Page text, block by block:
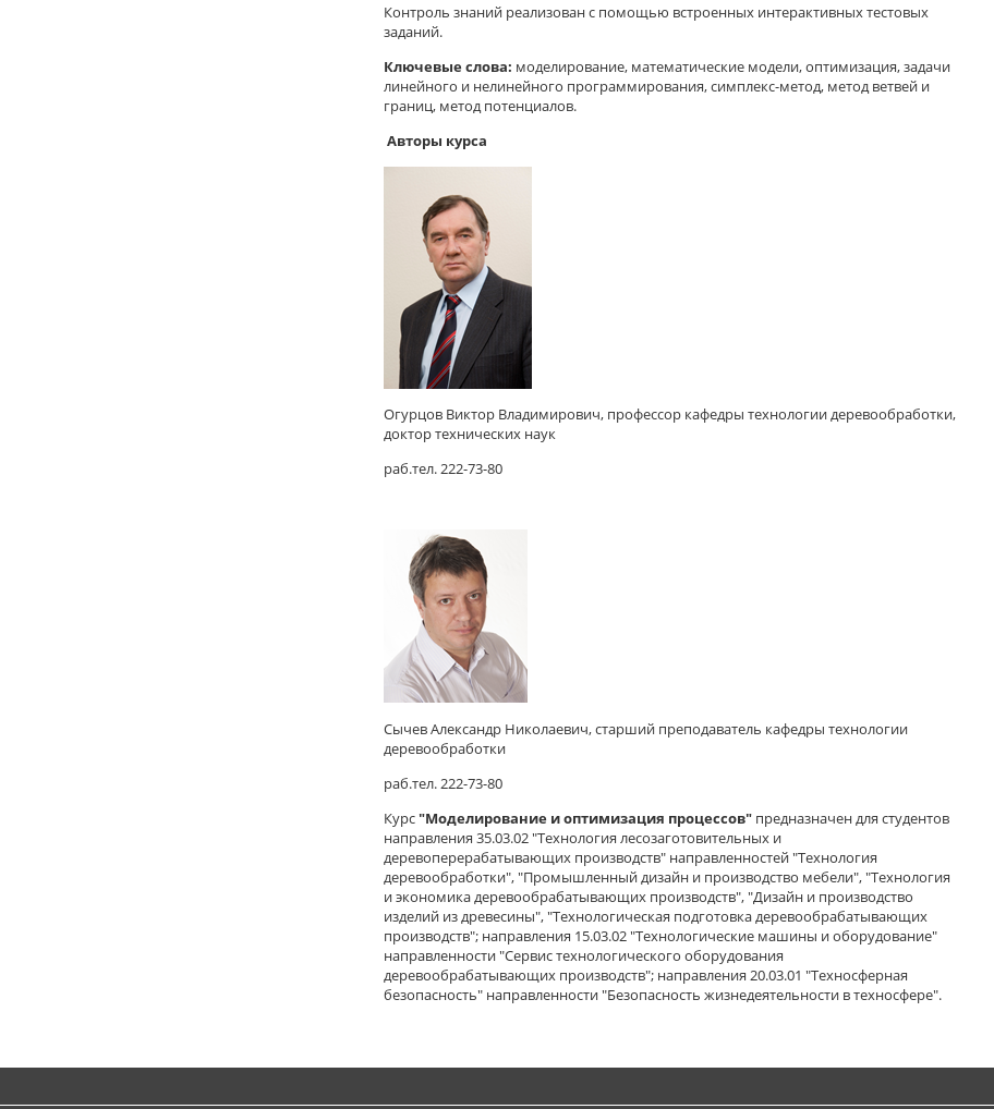
Контроль знаний реализован с помощью встроенных интерактивных тестовых
заданий.
Ключевые слова: моделирование, математические модели, оптимизация, задачи
линейного и нелинейного программирования, симплекс-метод, метод ветвей и
границ, метод потенциалов.
Авторы курса
Огурцов Виктор Владимирович, профессор кафедры технологии деревообработки,
доктор технических наук
раб.тел. 222-73-80
Сычев Александр Николаевич, старший преподаватель кафедры технологии
деревообработки
раб.тел. 222-73-80
Курс"Моделирование и оптимизация процессов"предназначен для студентов
направления 35.03.02 "Технология лесозаготовительных и
деревоперерабатывающих производств" направленностей "Технология
деревообработки", "Промышленный дизайн и производство мебели", "Технология
и экономика деревообрабатывающих производств", "Дизайн и производство
изделий из древесины", "Технологическая подготовка деревообрабатывающих
производств"; направления 15.03.02 "Технологические машины и оборудование"
направленности "Сервис технологического оборудования
деревообрабатывающих производств"; направления 20.03.01 "Техносферная
безопасность" направленности "Безопасность жизнедеятельности в техносфере".